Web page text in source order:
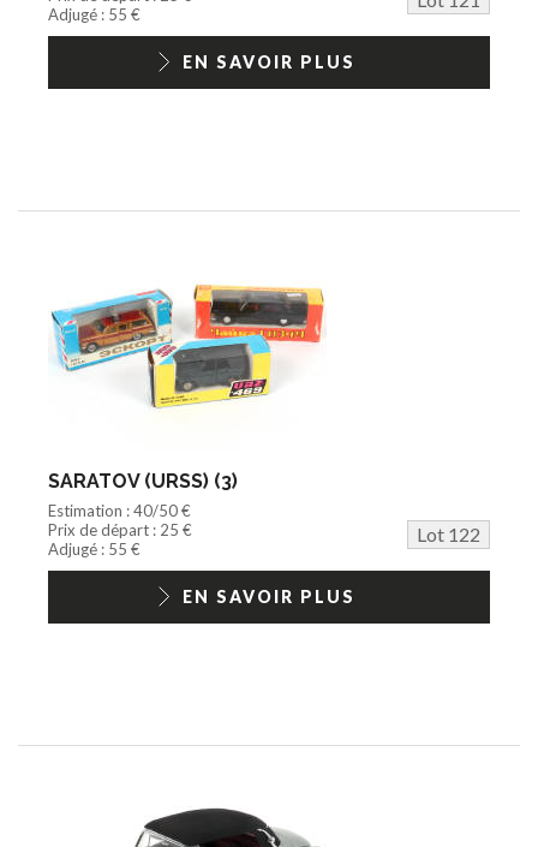
Jouets Fast Food
Trading cards
1/18ème moderne
Adjugé : 55 €
EN SAVOIR PLUS
SARATOV (URSS) (3)
Estimation : 40/50 €
Prix de départ : 25 €
Lot 122
Adjugé : 55 €
EN SAVOIR PLUS